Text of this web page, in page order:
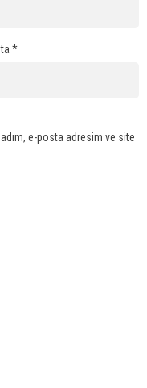
*
e-posta adresim ve site